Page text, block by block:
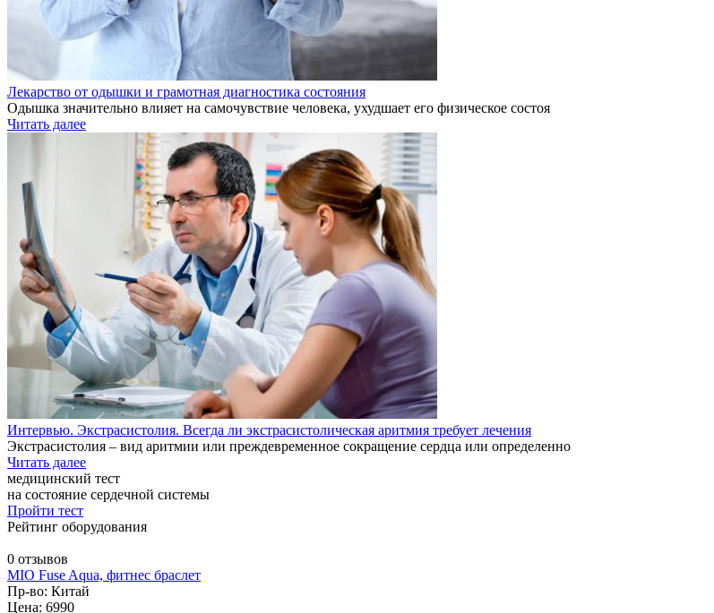
Лекарство от одышки и грамотная диагностика состояния
Одышка значительно влияет на самочувствие человека, ухудшает его физическое состоя
Читать далее
Интервью. Экстрасистолия. Всегда ли экстрасистолическая аритмия требует лечения
Экстрасистолия – вид аритмии или преждевременное сокращение сердца или определенно
Читать далее
медицинский тест
на состояние сердечной системы
Пройти тест
Рейтинг оборудования
0 отзывов
MIO Fuse Aqua, фитнес браслет
Пр-во: Китай
Цена: 6990